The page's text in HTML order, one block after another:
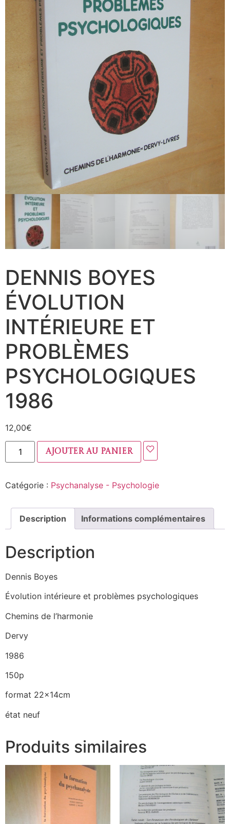
DENNIS BOYES
ÉVOLUTION
INTÉRIEURE ET
PROBLÈMES
PSYCHOLOGIQUES
1986
12,00€
Ajouter au panier
Catégorie : Psychanalyse - Psychologie
Description Informations complémentaires
Description
Dennis Boyes
Évolution intérieure et problèmes psychologiques
Chemins de l’harmonie
Dervy
1986
150p
format 22x14cm
état neuf
Produits similaires